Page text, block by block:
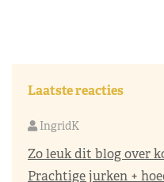
Laatste reacties
IngridK
Zo leuk dit blog over
Prachtige jurken +